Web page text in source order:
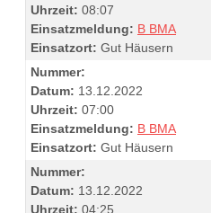
Uhrzeit: 08:07
Einsatzmeldung: B BMA
Einsatzort: Gut Häusern
Nummer:
Datum: 13.12.2022
Uhrzeit: 07:00
Einsatzmeldung: B BMA
Einsatzort: Gut Häusern
Nummer:
Datum: 13.12.2022
Uhrzeit: 04:25